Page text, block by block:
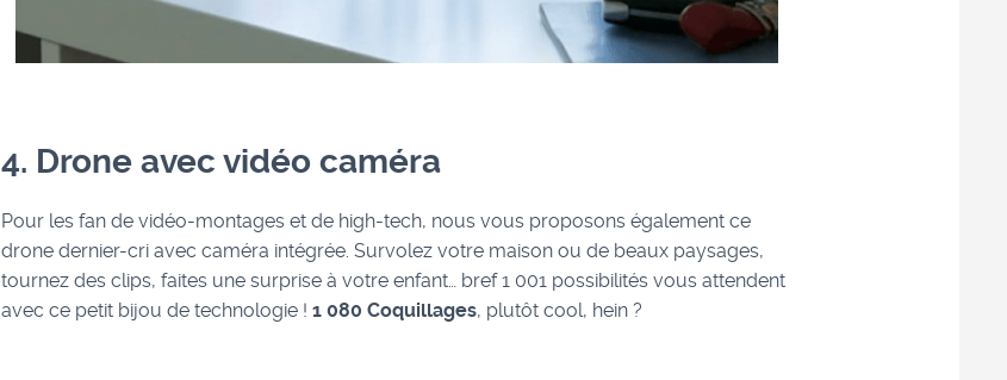
4. Drone avec vidéo caméra
Pour les fan de vidéo-montages et de high-tech, nous vous proposons également ce
drone dernier-cri avec caméra intégrée. Survolez votre maison ou de beaux paysages,
tournez des clips, faites une surprise à votre enfant… bref 1 001 possibilités vous attendent
avec ce petit bijou de technologie ! 1 080 Coquillages, plutôt cool, hein ?